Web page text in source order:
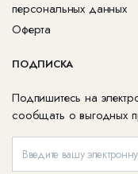
персональных данных
Оферта
ПОДПИСКА
Подпишитесь на
сообщать о выгодных